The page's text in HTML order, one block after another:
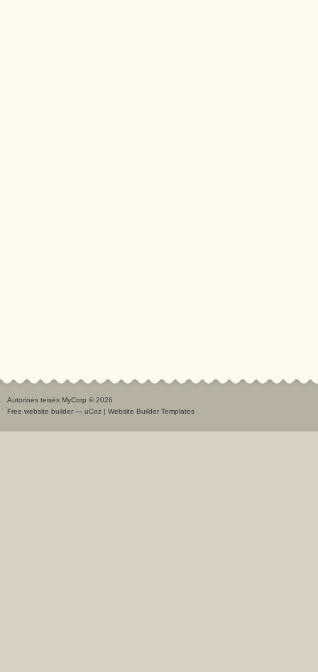
Autorinės teisės MyCorp © 2026
Free website builder — uCoz | Website Builder Templates